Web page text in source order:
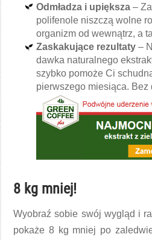
Odmładza i upiększa –
polifenole niszczą wolne
organizm od wewnątrz, a
Zaskakujące rezultaty –
dawka naturalnego
szybko pomoże Ci
pierwszego miesiąca. Bez
8 kg mniej!
Wyobraź sobie swój wygląd i
pokaże 8 kg mniej po